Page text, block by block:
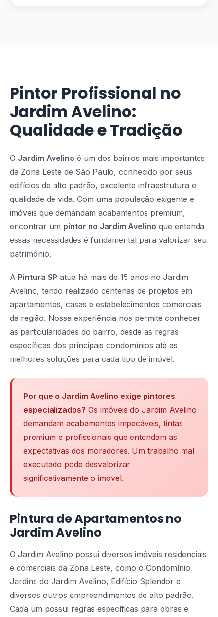
Pintor Profissional no
Jardim Avelino:
Qualidade e Tradição
O Jardim Avelino é um dos bairros mais importantes
da Zona Leste de São Paulo, conhecido por seus
edifícios de alto padrão, excelente infraestrutura e
qualidade de vida. Com uma população exigente e
imóveis que demandam acabamentos premium,
encontrar um pintor no Jardim Avelino que entenda
essas necessidades é fundamental para valorizar seu
patrimônio.
A Pintura SP atua há mais de 15 anos no Jardim
Avelino, tendo realizado centenas de projetos em
apartamentos, casas e estabelecimentos comerciais
da região. Nossa experiência nos permite conhecer
as particularidades do bairro, desde as regras
específicas dos principais condomínios até as
melhores soluções para cada tipo de imóvel.
Por que o Jardim Avelino exige pintores
especializados? Os imóveis do Jardim Avelino
demandam acabamentos impecáveis, tintas
premium e profissionais que entendam as
expectativas dos moradores. Um trabalho mal
executado pode desvalorizar
significativamente o imóvel.
Pintura de Apartamentos no
Jardim Avelino
O Jardim Avelino possui diversos imóveis residenciais
e comerciais da Zona Leste, como o Condomínio
Jardins do Jardim Avelino, Edifício Splendor e
diversos outros empreendimentos de alto padrão.
Cada um possui regras específicas para obras e